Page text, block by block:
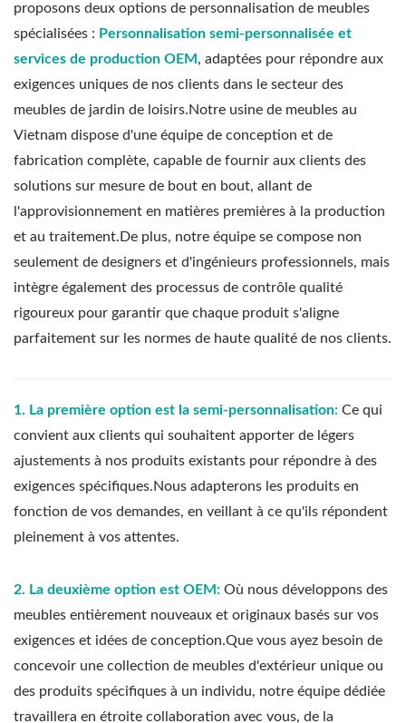
proposons deux options de personnalisation de meubles
spécialisées : Personnalisation semi-personnalisée et
services de production OEM , adaptées pour répondre aux
exigences uniques de nos clients dans le secteur des
meubles de jardin de loisirs.Notre usine de meubles au
Vietnam dispose d'une équipe de conception et de
fabrication complète, capable de fournir aux clients des
solutions sur mesure de bout en bout, allant de
l'approvisionnement en matières premières à la production
et au traitement.De plus, notre équipe se compose non
seulement de designers et d'ingénieurs professionnels, mais
intègre également des processus de contrôle qualité
rigoureux pour garantir que chaque produit s'aligne
parfaitement sur les normes de haute qualité de nos clients.
1. La première option est la semi-personnalisation: Ce qui
convient aux clients qui souhaitent apporter de légers
ajustements à nos produits existants pour répondre à des
exigences spécifiques.Nous adapterons les produits en
fonction de vos demandes, en veillant à ce qu'ils répondent
pleinement à vos attentes.
2. La deuxième option est OEM : Où nous développons des
meubles entièrement nouveaux et originaux basés sur vos
exigences et idées de conception.Que vous ayez besoin de
concevoir une collection de meubles d'extérieur unique ou
des produits spécifiques à un individu, notre équipe dédiée
travaillera en étroite collaboration avec vous, de la